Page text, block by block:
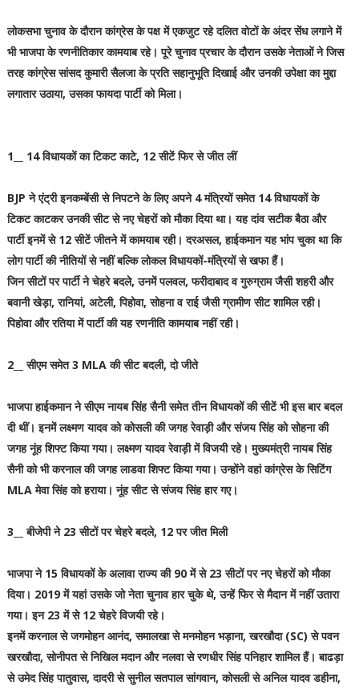
लोकसभा चुनाव के दौरान कांग्रेस के पक्ष में एकजुट रहे दलित वोटों के अंदर सेंध लगाने में
भी भाजपा के रणनीतिकार कामयाब रहे। पूरे चुनाव प्रचार के दौरान उसके नेताओं ने जिस
तरह कांग्रेस सांसद कुमारी सैलजा के प्रति सहानुभूति दिखाई और उनकी उपेक्षा का मुद्दा
लगातार उठाया, उसका फायदा पार्टी को मिला।
1__ 14 विधायकों का टिकट काटे, 12 सीटें फिर से जीत लीं
BJP ने एंट्री इनकम्बेंसी से निपटने के लिए अपने 4 मंत्रियों समेत 14 विधायकों के
टिकट काटकर उनकी सीट से नए चेहरों को मौका दिया था। यह दांव सटीक बैठा और
पार्टी इनमें से 12 सीटें जीतने में कामयाब रही। दरअसल, हाईकमान यह भांप चुका था कि
लोग पार्टी की नीतियों से नहीं बल्कि लोकल विधायकों-मंत्रियों से खफा हैं।
जिन सीटों पर पार्टी ने चेहरे बदले, उनमें पलवल, फरीदाबाद व गुरुग्राम जैसी शहरी और
बवानी खेड़ा, रानियां, अटेली, पिहोवा, सोहना व राई जैसी ग्रामीण सीट शामिल रही।
पिहोवा और रतिया में पार्टी की यह रणनीति कामयाब नहीं रही।
2__ सीएम समेत 3 MLA की सीट बदली, दो जीते
भाजपा हाईकमान ने सीएम नायब सिंह सैनी समेत तीन विधायकों की सीटें भी इस बार बदल
दी थीं। इनमें लक्ष्मण यादव को कोसली की जगह रेवाड़ी और संजय सिंह को सोहना की
जगह नूंह शिफ्ट किया गया। लक्ष्मण यादव रेवाड़ी में विजयी रहे। मुख्यमंत्री नायब सिंह
सैनी को भी करनाल की जगह लाडवा शिफ्ट किया गया। उन्होंने वहां कांग्रेस के सिटिंग
MLA मेवा सिंह को हराया। नूंह सीट से संजय सिंह हार गए।
3__ बीजेपी ने 23 सीटों पर चेहरे बदले, 12 पर जीत मिली
भाजपा ने 15 विधायकों के अलावा राज्य की 90 में से 23 सीटों पर नए चेहरों को मौका
दिया। 2019 में यहां उसके जो नेता चुनाव हार चुके थे, उन्हें फिर से मैदान में नहीं उतारा
गया। इन 23 में से 12 चेहरे विजयी रहे।
इनमें करनाल से जगमोहन आनंद, समालखा से मनमोहन भड़ाना, खरखौदा (SC) से पवन
खरखौदा, सोनीपत से निखिल मदान और नलवा से रणधीर सिंह पनिहार शामिल हैं। बाढड़ा
से उमेद सिंह पातुवास, दादरी से सुनील सतपाल सांगवान, कोसली से अनिल यादव डहीना,